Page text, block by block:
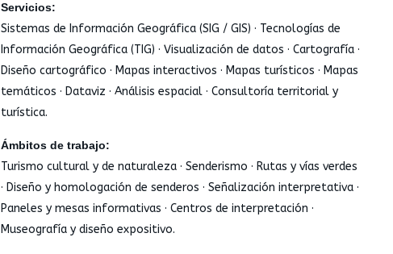
Servicios:
Sistemas de Información Geográfica (SIG / GIS) · Tecnologías de
Información Geográfica (TIG) · Visualización de datos · Cartografía ·
Diseño cartográfico · Mapas interactivos · Mapas turísticos · Mapas
temáticos · Dataviz · Análisis espacial · Consultoría territorial y
turística.
Ámbitos de trabajo:
Turismo cultural y de naturaleza · Senderismo · Rutas y vías verdes
· Diseño y homologación de senderos · Señalización interpretativa ·
Paneles y mesas informativas · Centros de interpretación ·
Museografía y diseño expositivo.